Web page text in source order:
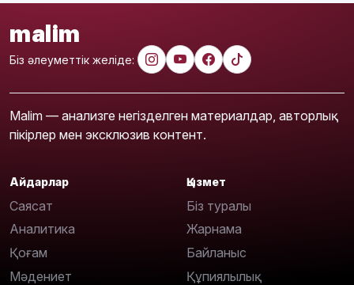
malim
Біз әлеуметтік желіде:
Malim — анализге негізделген материалдар, авторлық
пікірлер мен эксклюзив контент.
Айдарлар
Саясат
Аналитика
Қоғам
Мәдениет
Қызмет
Біз туралы
Жарнама
Байланыс
Құпиялылық